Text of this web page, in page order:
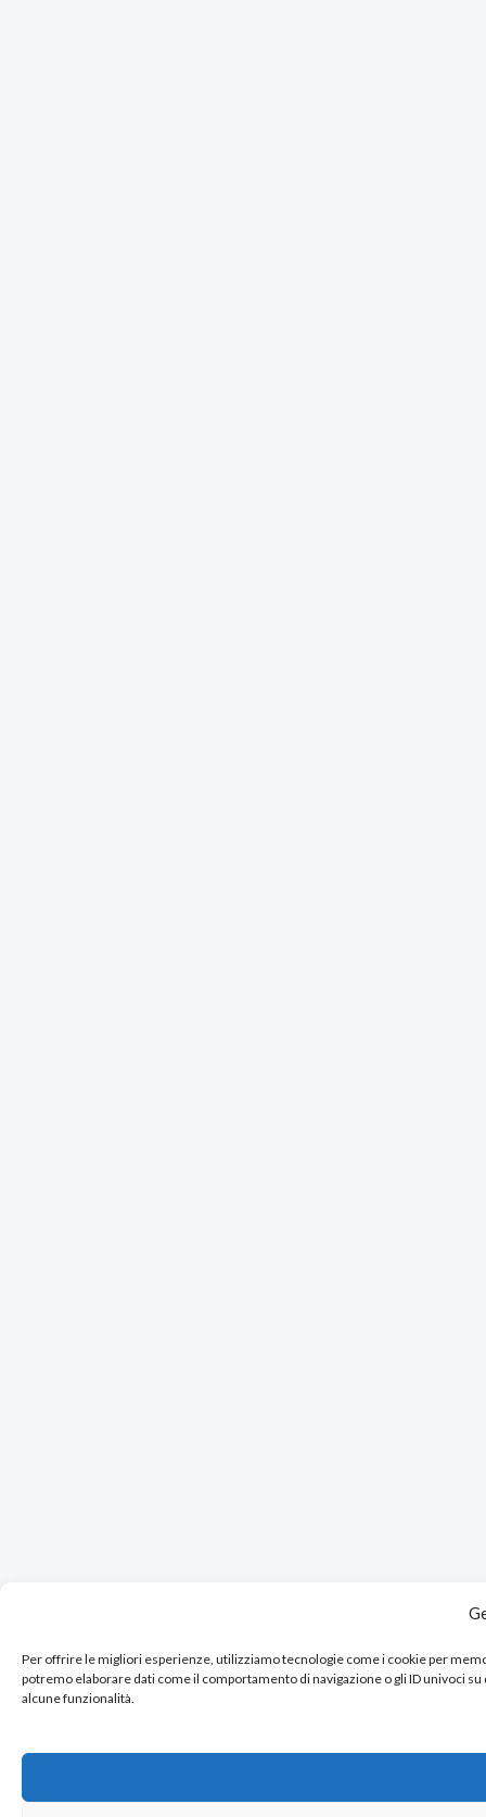
Per offrire le migliori esperienze, utilizziamo tecnologie come i cookie per
potremo elaborare dati come il comportamento di navigazione o gli ID univoci
alcune funzionalità.